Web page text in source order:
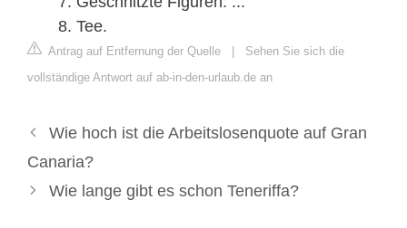
Tee.
Antrag auf Entfernung der Quelle | Sehen Sie sich die
vollständige Antwort auf ab-in-den-urlaub.de an
Wie hoch ist die Arbeitslosenquote auf Gran
Canaria?
Wie lange gibt es schon Teneriffa?